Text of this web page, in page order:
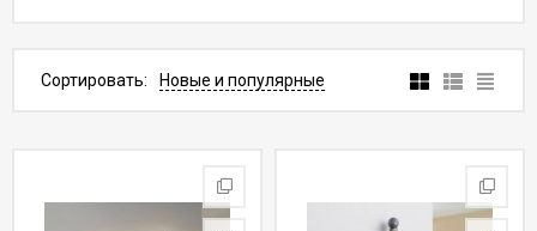
Сортировать: Новые и популярные